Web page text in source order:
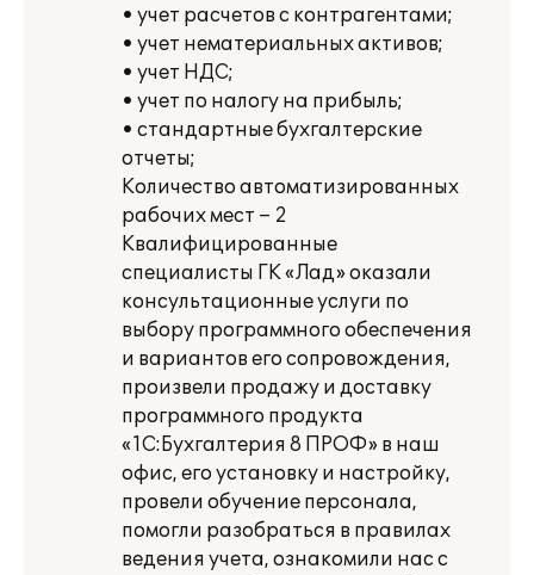
• учет расчетов с контрагентами;
• учет нематериальных активов;
• учет НДС;
• учет по налогу на прибыль;
• стандартные бухгалтерские
отчеты;
Количество автоматизированных
рабочих мест – 2
Квалифицированные
специалисты ГК «Лад» оказали
консультационные услуги по
выбору программного обеспечения
и вариантов его сопровождения,
произвели продажу и доставку
программного продукта
«1С:Бухгалтерия 8 ПРОФ» в наш
офис, его установку и настройку,
провели обучение персонала,
помогли разобраться в правилах
ведения учета, ознакомили нас с